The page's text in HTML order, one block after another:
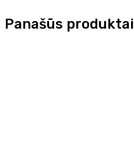
Panašūs produktai